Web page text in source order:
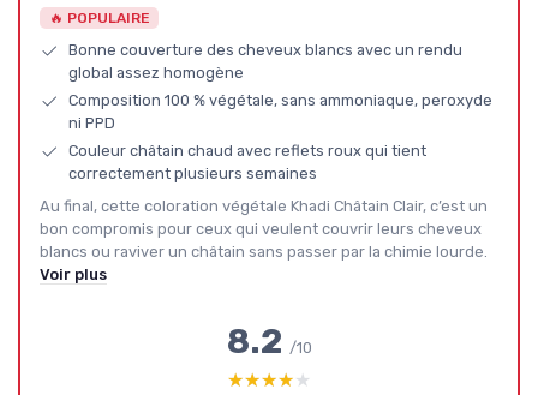
🔥 POPULAIRE
Bonne couverture des cheveux blancs avec un rendu
global assez homogène
Composition 100 % végétale, sans ammoniaque, peroxyde
ni PPD
Couleur châtain chaud avec reflets roux qui tient
correctement plusieurs semaines
Au final, cette coloration végétale Khadi Châtain Clair, c’est un
bon compromis pour ceux qui veulent couvrir leurs cheveux
blancs ou raviver un châtain sans passer par la chimie lourde.
Voir plus
8.2 /10
★★★★★
★★★★★